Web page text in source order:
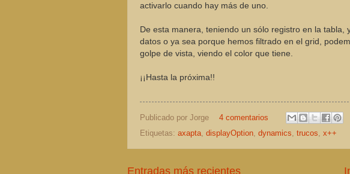
activarlo cuando hay más de uno.
De esta manera, teniendo un sólo registro en la
datos o ya sea porque hemos filtrado en el grid,
golpe de vista, viendo el color que tiene.
¡¡Hasta la próxima!!
Publicado por Jorge
4 comentarios
Etiquetas: axapta, displayOption, dynamics, trucos, x++
Entradas más recientes